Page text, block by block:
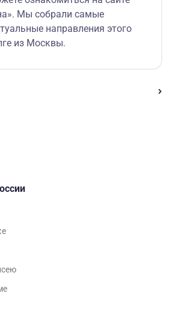
Мы собрали самые
направления этого
из Москвы.